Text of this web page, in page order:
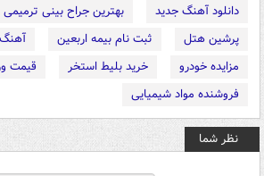
دانلود آهنگ جدید
بهترین جراح بینی ترمیمی
پرشین هتل
ثبت نام بیمه اربعین
مزایده خودرو
خرید بلیط استخر
قیمت
فروشنده مواد شیمیایی
نظر شما